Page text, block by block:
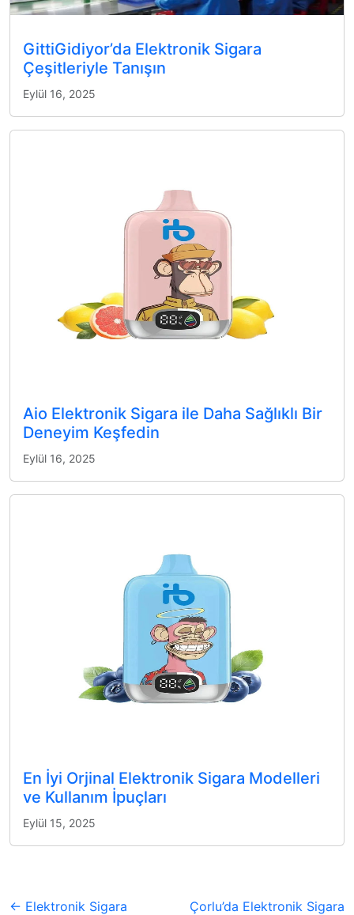
GittiGidiyor’da Elektronik Sigara
Çeşitleriyle Tanışın
Eylül 16, 2025
Aio Elektronik Sigara ile Daha Sağlıklı Bir
Deneyim Keşfedin
Eylül 16, 2025
En İyi Orjinal Elektronik Sigara Modelleri
ve Kullanım İpuçları
Eylül 15, 2025
← Elektronik Sigara
Çorlu’da Elektronik Sigara